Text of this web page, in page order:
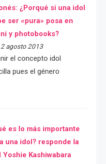
¿Porqué si una idol
ser «pura» posa en
y photobooks?
agosto 2013
el concepto idol
pues el género
es lo más importante
una idol? responde la
Yoshie Kashiwabara